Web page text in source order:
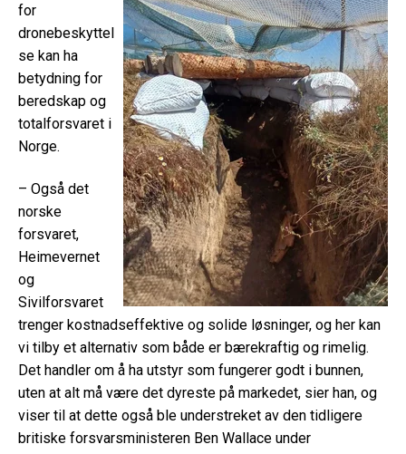
for
dronebeskyttel
se kan ha
betydning for
beredskap og
totalforsvaret i
Norge.
– Også det
norske
forsvaret,
Heimevernet
og
Sivilforsvaret
trenger kostnadseffektive og solide løsninger, og her kan
vi tilby et alternativ som både er bærekraftig og rimelig.
Det handler om å ha utstyr som fungerer godt i bunnen,
uten at alt må være det dyreste på markedet, sier han, og
viser til at dette også ble understreket av den tidligere
britiske forsvarsministeren Ben Wallace under